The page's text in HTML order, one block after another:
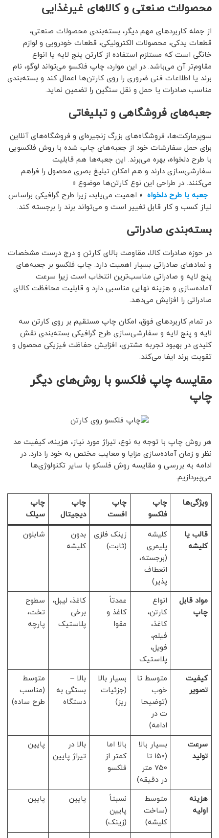
محصولات صنعتی و کالاهای غیرغذایی
از جمله کاربردهای مهم دیگر، بسته‌بندی محصولات صنعتی،
قطعات یدکی، محصولات الکترونیکی، قطعات خودرویی و لوازم
خانگی است که مستلزم استفاده از کارتن پنج لایه یا انواع
مقاوم‌تر آن می‌باشد. در این موارد، چاپ فلکسو می‌تواند لوگو، نام
برند یا اطلاعات فنی ضروری را روی کارتن‌ها اعمال کند و بسته‌بندی
مناسب صادرات یا حمل و نقل سنگین را تضمین نماید.
جعبه‌های فروشگاهی و تبلیغاتی
سوپرمارکت‌ها، فروشگاه‌های بزرگ زنجیره‌ای و فروشگاه‌های آنلاین
برای حمل سفارشات خود از جعبه‌های چاپ شده با روش فلکسویی
با طرح دلخواه، بهره می‌برند. این جعبه‌ها هم قابلیت
سفارشی‌سازی دارند و هم امکان تبلیغ بصری محصول را فراهم
می‌کنند. در طراحی این نوع کارتن‌ها موضوع «
جعبه با طرح دلخواه » اهمیت می‌یابد، زیرا طرح گرافیکی براساس
نیاز کسب ‌و کار قابل تغییر است و می‌تواند برند را برجسته کند.
بسته‌بندی صادراتی
در حوزه صادرات کالا، مقاومت بالای کارتن و درج درست مشخصات
و نمادهای صادراتی بسیار اهمیت دارد. چاپ فلکسو بر جعبه‌های
پنج لایه و صادراتی مناسب‌ترین انتخاب است زیرا سرعت
آماده‌سازی و هزینه نهایی مناسبی دارد و قابلیت محافظت کالای
صادراتی را افزایش می‌دهد.
در تمام کاربردهای فوق، امکان چاپ مستقیم بر روی کارتن سه
لایه و پنج لایه و سفارشی‌سازی طرح گرافیکی بسته‌بندی نقش
کلیدی در بهبود تجربه مشتری، افزایش حفاظت فیزیکی محصول و
تقویت برند ایفا می‌کند.
مقایسه چاپ فلکسو با روش‌های دیگر
چاپ
هر روش چاپ با توجه به نوع، تیراژ مورد نیاز، هزینه، کیفیت مد
نظر و زمان آماده‌سازی مزایا و معایب مختص به خود را دارد. در
ادامه به بررسی و مقایسه روش فلسکو با سایر تکنولوژی‌ها
می‌پبردازیم.
ویژگی‌ها
چاپ
فلکسو
چاپ
افست
چاپ
دیجیتال
چاپ
سیلک
قالب یا
کلیشه
کلیشه
پلیمری
(برجسته،
انعطاف
پذیر)
زینک فلزی
(ثابت)
بدون
کلیشه
شابلون
مواد قابل
چاپ
انواع
کارتن،
کاغذ،
فیلم،
فویل،
پلاستیک
عمدتاً
کاغذ و
مقوا
کاغذ، لیبل،
برخی
پلاستیک
سطوح
تخت،
پارچه
کیفیت
تصویر
متوسط تا
خوب
(توضیحا
ت در
ادامه)
بسیار بالا
(جزئیات
ریز)
بالا –
بستگی به
دستگاه
متوسط
(مناسب
طرح ساده)
سرعت
تولید
بسیار بالا
(۱۵۰ تا
۷۵۰ متر
در دقیقه)
بالا اما
کمتر از
فلکسو
بالا در
تیراژ پایین
پایین
هزینه
اولیه
متوسط
(ساخت
کلیشه)
نسبتاً
پایین
(زینک)
پایین پایین